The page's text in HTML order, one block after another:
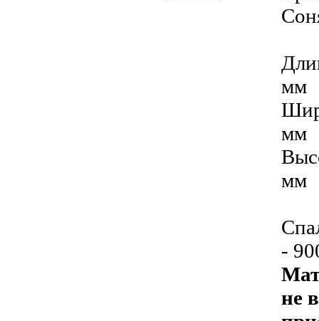
мм
мм
мм
-
не